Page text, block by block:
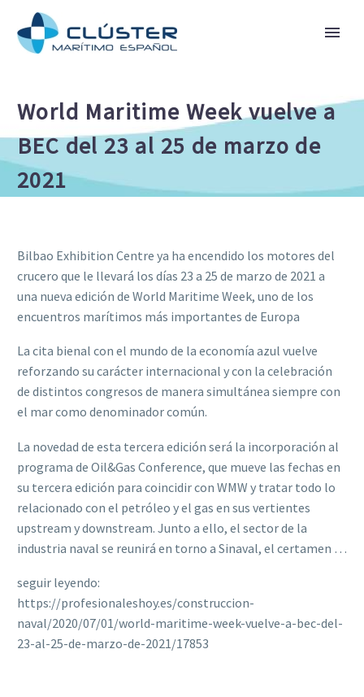
World Maritime Week vuelve a
BEC del 23 al 25 de marzo de
2021
Bilbao Exhibition Centre ya ha encendido los motores del
crucero que le llevará los días 23 a 25 de marzo de 2021 a
una nueva edición de World Maritime Week, uno de los
encuentros marítimos más importantes de Europa
La cita bienal con el mundo de la economía azul vuelve
reforzando su carácter internacional y con la celebración
de distintos congresos de manera simultánea siempre con
el mar como denominador común.
La novedad de esta tercera edición será la incorporación al
programa de Oil&Gas Conference, que mueve las fechas en
su tercera edición para coincidir con WMW y tratar todo lo
relacionado con el petróleo y el gas en sus vertientes
upstream y downstream. Junto a ello, el sector de la
industria naval se reunirá en torno a Sinaval, el certamen …
seguir leyendo:
https://profesionaleshoy.es/construccion-
naval/2020/07/01/world-maritime-week-vuelve-a-bec-del-
23-al-25-de-marzo-de-2021/17853